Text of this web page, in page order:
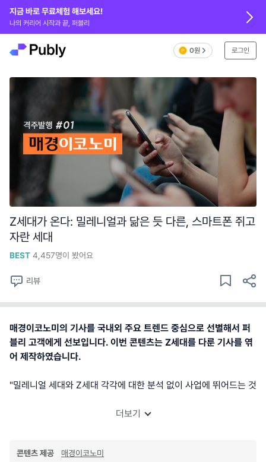
0원 로그인
지금 바로 무료체험 해보세요!
나의 커리어 시작과 끝, 퍼블리
Z세대가 온다: 밀레니얼과 닮은 듯 다른, 스마트폰 쥐고
자란 세대
BEST 4,457명이 봤어요
리뷰
매경이코노미의 기사를 국내외 주요 트렌드 중심으로 선별해서 퍼
블리 고객에게 선보입니다. 이번 콘텐츠는 Z세대를 다룬 기사를 엮
어 제작하였습니다.
"밀레니얼 세대와 Z세대 각각에 대한 분석 없이 사업에 뛰어드는 것
더보기
콘텐츠 제공
매경이코노미